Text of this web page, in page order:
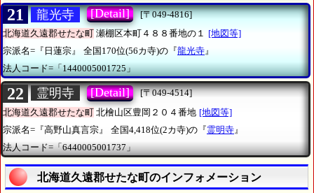
21 龍光寺 [Detail]
[〒049-4816]
北海道久遠郡せたな町 瀬棚区本町４８８番地の１ [地図等]
宗派名=『日蓮宗』
全国170位(56カ寺)の『龍光寺』
法人コード=「1440005001725」
22 霊明寺 [Detail]
[〒049-4514]
北海道久遠郡せたな町 北檜山区豊岡２０４番地 [地図等]
宗派名=『高野山真言宗』
全国4,418位(2カ寺)の『霊明寺 』
法人コード=「6440005001737」
北海道久遠郡せたな町のインフォメーション